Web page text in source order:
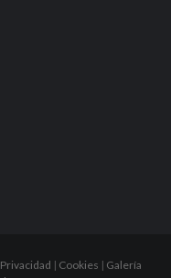
Privacidad | Cookies | Galería